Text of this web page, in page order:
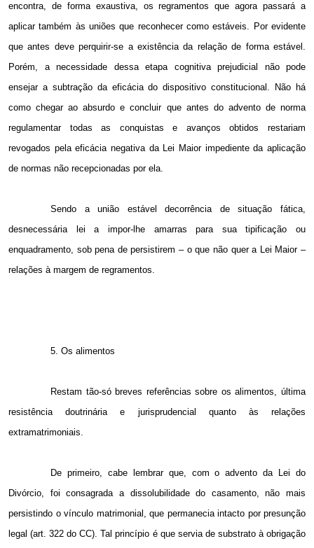
encontra, de forma exaustiva, os regramentos que agora passará a
aplicar também às uniões que reconhecer como estáveis. Por evidente
que antes deve perquirir-se a existência da relação de forma estável.
Porém, a necessidade dessa etapa cognitiva prejudicial não pode
ensejar a subtração da eficácia do dispositivo constitucional. Não há
como chegar ao absurdo e concluir que antes do advento de norma
regulamentar todas as conquistas e avanços obtidos restariam
revogados pela eficácia negativa da Lei Maior impediente da aplicação
de normas não recepcionadas por ela.
Sendo a união estável decorrência de situação fática,
desnecessária lei a impor-lhe amarras para sua tipificação ou
enquadramento, sob pena de persistirem – o que não quer a Lei Maior –
relações à margem de regramentos.
5. Os alimentos
Restam tão-só breves referências sobre os alimentos, última
resistência doutrinária e jurisprudencial quanto às relações
extramatrimoniais.
De primeiro, cabe lembrar que, com o advento da Lei do
Divórcio, foi consagrada a dissolubilidade do casamento, não mais
persistindo o vínculo matrimonial, que permanecia intacto por presunção
legal (art. 322 do CC). Tal princípio é que servia de substrato à obrigação